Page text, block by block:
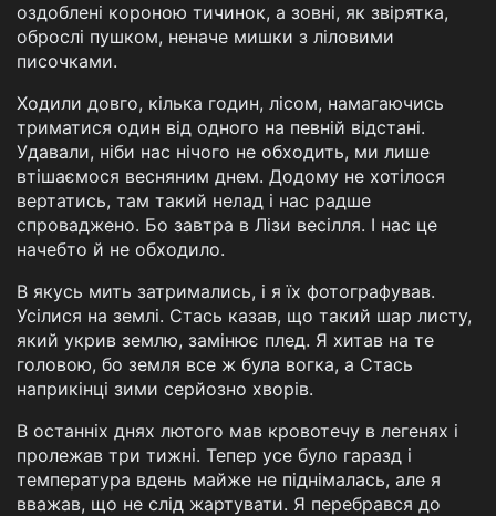
оздоблені короною тичинок, а зовні, як звірятка,
оброслі пушком, неначе мишки з ліловими
писочками.
Ходили довго, кілька годин, лісом, намагаючись
триматися один від одного на певній відстані.
Удавали, ніби нас нічого не обходить, ми лише
втішаємося весняним днем. Додому не хотілося
вертатись, там такий нелад і нас радше
спроваджено. Бо завтра в Лізи весілля. І нас це
начебто й не обходило.
В якусь мить затримались, і я їх фотографував.
Усілися на землі. Стась казав, що такий шар листу,
який укрив землю, замінює плед. Я хитав на те
головою, бо земля все ж була вогка, а Стась
наприкінці зими серйозно хворів.
В останніх днях лютого мав кровотечу в легенях і
пролежав три тижні. Тепер усе було гаразд і
температура вдень майже не піднімалась, але я
вважав, що не слід жартувати. Я перебрався до